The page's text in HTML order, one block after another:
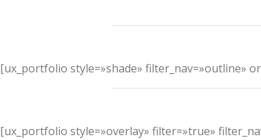
[ux_portfolio style=»shade» filter_nav=»outline»
[ux_portfolio style=»overlay» filter=»true»